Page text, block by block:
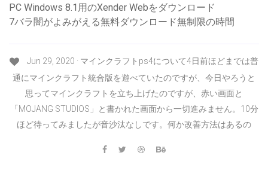
PC Windows 8.1用のXender Webをダウンロード
7バラ闇がよみがえる無料ダウンロード無制限の時間
Jun 29, 2020 · マインクラフトps4について4日前ほどまでは普
通にマインクラフト統合版を遊べていたのですが、今日やろうと
思ってマインクラフトを立ち上げたのですが、赤い画面と
「MOJANG STUDIOS」と書かれた画面から一切進みません。10分
ほど待ってみましたが音沙汰なしです。何か改善方法はあるの